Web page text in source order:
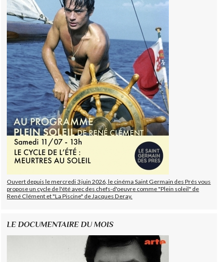
Ouvert depuis le mercredi 3 juin 2026, le cinéma Saint Germain des Prés vous
propose un cycle de l'été avec des chefs-d'oeuvre comme "Plein soleil" de
René Clément et "La Piscine" de Jacques Deray.
LE DOCUMENTAIRE DU MOIS